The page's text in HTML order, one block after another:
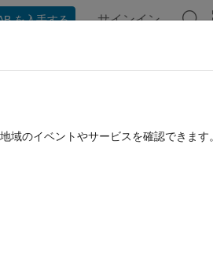
を入手する サインイン
域のイベントやサービスを確認できま